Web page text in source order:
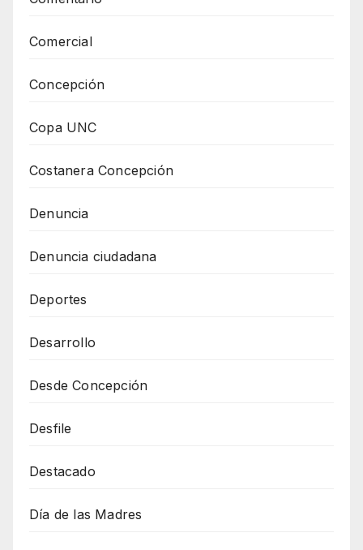
Comercial
Concepción
Copa UNC
Costanera Concepción
Denuncia
Denuncia ciudadana
Deportes
Desarrollo
Desde Concepción
Desfile
Destacado
Día de las Madres